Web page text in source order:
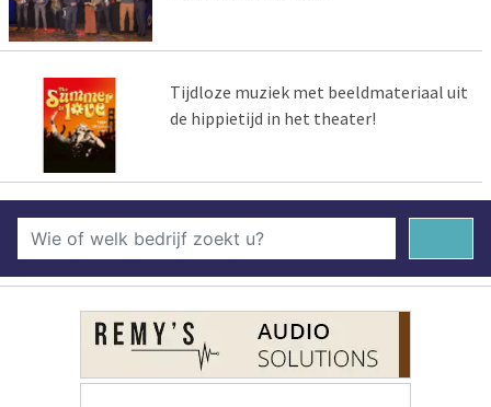
Tijdloze muziek met beeldmateriaal uit
de hippietijd in het theater!